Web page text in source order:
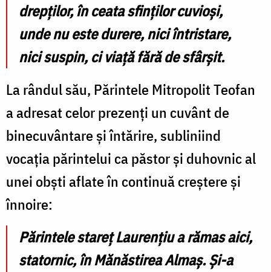
drepților, în ceata sfinților cuvioși,
unde nu este durere, nici întristare,
nici suspin, ci viață fără de sfârșit.
La rândul său, Părintele Mitropolit Teofan
a adresat celor prezenți un cuvânt de
binecuvântare și întărire, subliniind
vocația părintelui ca păstor și duhovnic al
unei obști aflate în continuă creștere și
înnoire:
Părintele stareț Laurențiu a rămas aici,
statornic, în Mănăstirea Almaș. Și-a